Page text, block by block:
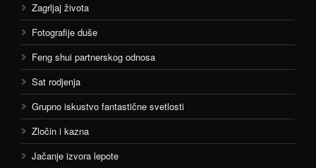
Zagrljaj života
Fotografije duše
Feng shui partnerskog odnosa
Sat rodjenja
Grupno iskustvo fantastične svetlosti
Zločin i kazna
Jačanje izvora lepote